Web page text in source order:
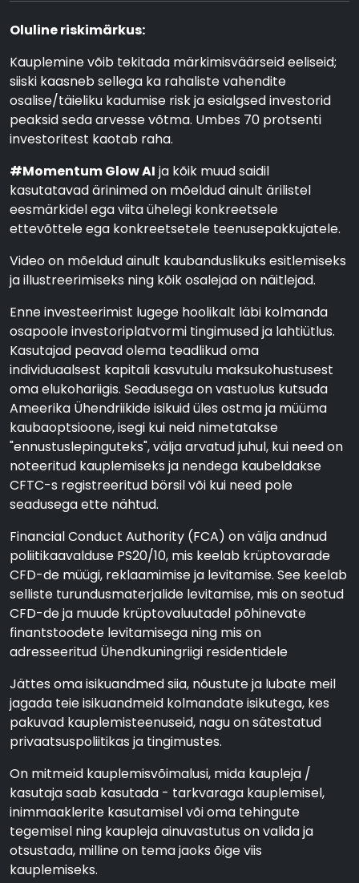
Oluline riskimärkus:
Kauplemine võib tekitada märkimisväärseid eeliseid;
siiski kaasneb sellega ka rahaliste vahendite
osalise/täieliku kadumise risk ja esialgsed investorid
peaksid seda arvesse võtma. Umbes 70 protsenti
investoritest kaotab raha.
#Momentum Glow AI ja kõik muud saidil
kasutatavad ärinimed on mõeldud ainult ärilistel
eesmärkidel ega viita ühelegi konkreetsele
ettevõttele ega konkreetsetele teenusepakkujatele.
Video on mõeldud ainult kaubanduslikuks esitlemiseks
ja illustreerimiseks ning kõik osalejad on näitlejad.
Enne investeerimist lugege hoolikalt läbi kolmanda
osapoole investoriplatvormi tingimused ja lahtiütlus.
Kasutajad peavad olema teadlikud oma
individuaalsest kapitali kasvutulu maksukohustusest
oma elukohariigis. Seadusega on vastuolus kutsuda
Ameerika Ühendriikide isikuid üles ostma ja müüma
kaubaoptsioone, isegi kui neid nimetatakse
"ennustuslepinguteks", välja arvatud juhul, kui need on
noteeritud kauplemiseks ja nendega kaubeldakse
CFTC-s registreeritud börsil või kui need pole
seadusega ette nähtud.
Financial Conduct Authority (FCA) on välja andnud
poliitikaavalduse PS20/10, mis keelab krüptovarade
CFD-de müügi, reklaamimise ja levitamise. See keelab
selliste turundusmaterjalide levitamise, mis on seotud
CFD-de ja muude krüptovaluutadel põhinevate
finantstoodete levitamisega ning mis on
adresseeritud Ühendkuningriigi residentidele
Jättes oma isikuandmed siia, nõustute ja lubate meil
jagada teie isikuandmeid kolmandate isikutega, kes
pakuvad kauplemisteenuseid, nagu on sätestatud
privaatsuspoliitikas ja tingimustes.
On mitmeid kauplemisvõimalusi, mida kaupleja /
kasutaja saab kasutada - tarkvaraga kauplemisel,
inimmaaklerite kasutamisel või oma tehingute
tegemisel ning kaupleja ainuvastutus on valida ja
otsustada, milline on tema jaoks õige viis
kauplemiseks.